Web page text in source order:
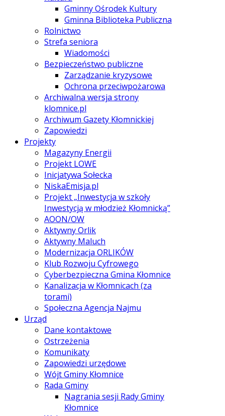
Gminny Ośrodek Kultury
Gminna Biblioteka Publiczna
Rolnictwo
Strefa seniora
Wiadomości
Bezpieczeństwo publiczne
Zarządzanie kryzysowe
Ochrona przeciwpożarowa
Archiwalna wersja strony
klomnice.pl
Archiwum Gazety Kłomnickiej
Zapowiedzi
Projekty
Magazyny Energii
Projekt LOWE
Inicjatywa Sołecka
NiskaEmisja.pl
Projekt „Inwestycja w szkoły
Inwestycją w młodzież Kłomnicką”
AOON/OW
Aktywny Orlik
Aktywny Maluch
Modernizacja ORLIKÓW
Klub Rozwoju Cyfrowego
Cyberbezpieczna Gmina Kłomnice
Kanalizacja w Kłomnicach (za
torami)
Społeczna Agencja Najmu
Urząd
Dane kontaktowe
Ostrzeżenia
Komunikaty
Zapowiedzi urzędowe
Wójt Gminy Kłomnice
Rada Gminy
Nagrania sesji Rady Gminy
Kłomnice